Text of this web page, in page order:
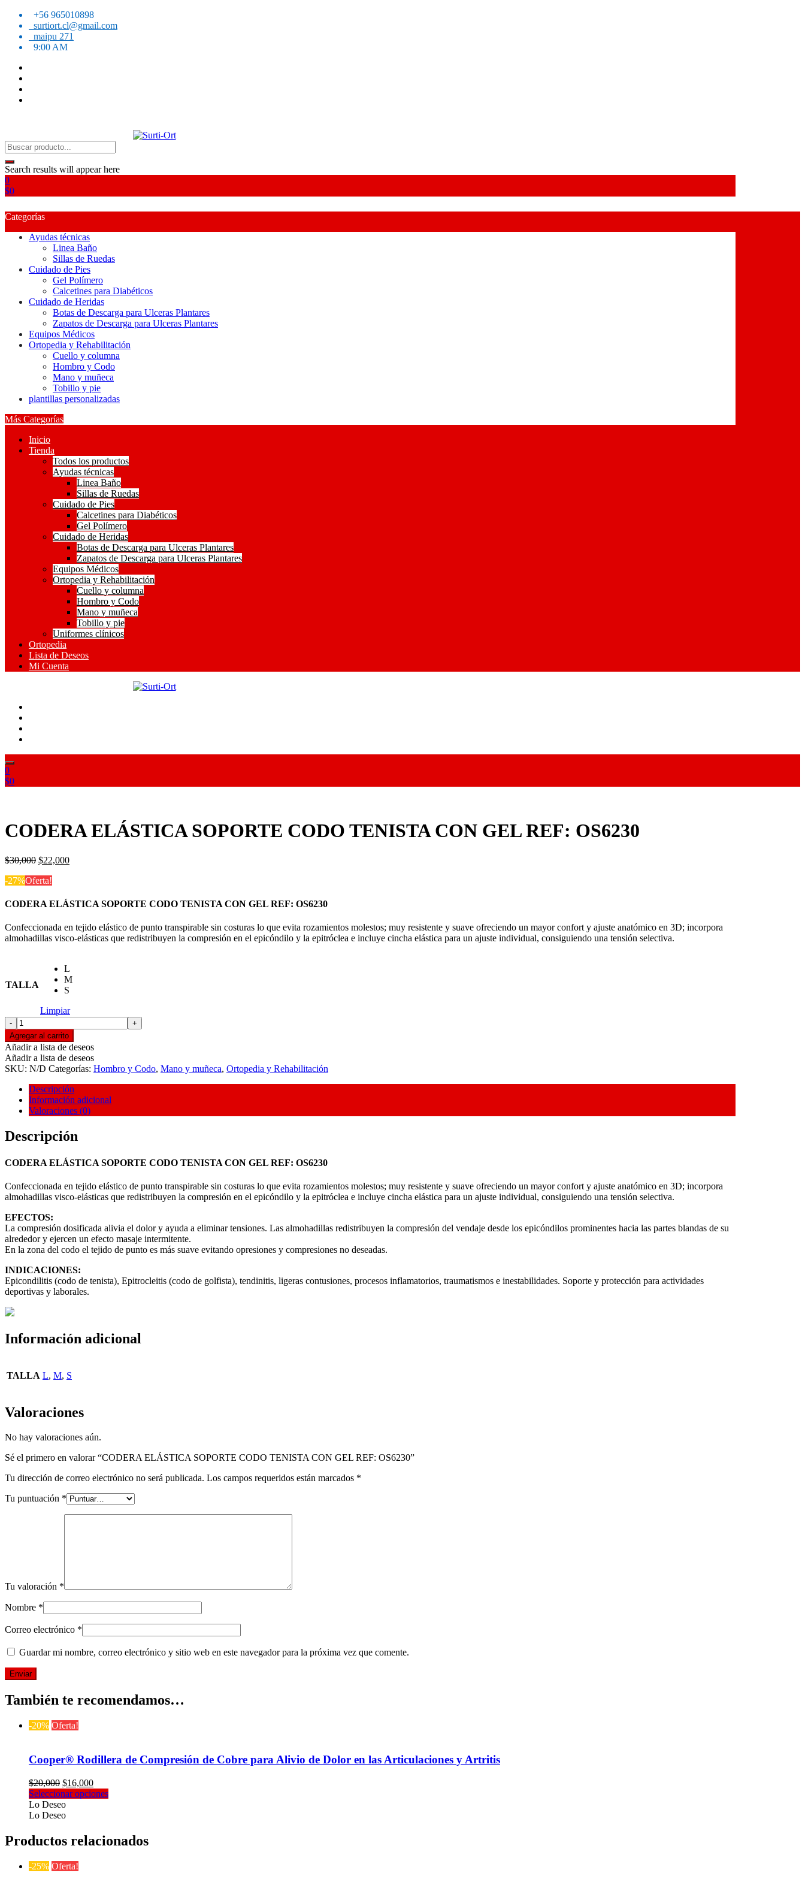
Skip
content
+56 965010898
surtiort.cl@gmail.com
maipu 271
9:00 AM
Search results will appear here
0
$0
Categorías
Ayudas técnicas
Linea Baño
Sillas de Ruedas
Cuidado de Pies
Gel Polímero
Calcetines para Diabéticos
Cuidado de Heridas
Botas de Descarga para Ulceras Plantares
Zapatos de Descarga para Ulceras Plantares
Equipos Médicos
Ortopedia y Rehabilitación
Cuello y columna
Hombro y Codo
Mano y muñeca
Tobillo y pie
plantillas personalizadas
Más Categorías
Inicio
Tienda
Todos los productos
Ayudas técnicas
Linea Baño
Sillas de Ruedas
Cuidado de Pies
Calcetines para Diabéticos
Gel Polímero
Cuidado de Heridas
Botas de Descarga para Ulceras Plantares
Zapatos de Descarga para Ulceras Plantares
Equipos Médicos
Ortopedia y Rehabilitación
Cuello y columna
Hombro y Codo
Mano y muñeca
Tobillo y pie
Uniformes clínicos
Ortopedia
Lista de Deseos
Mi Cuenta
0
$0
CODERA ELÁSTICA SOPORTE CODO TENISTA CON GEL REF: OS6230
$30,000 El
original
$30,000.
$22,000El
$22,000.
-27%Oferta!
CODERA ELÁSTICA SOPORTE CODO TENISTA CON GEL REF: OS6230
Confeccionada en tejido elástico de punto transpirable sin costuras lo que evita rozamientos molestos; muy resistente y suave ofreciendo un mayor confort y ajuste anatómico en 3D; incorpora
almohadillas visco-elásticas que redistribuyen la compresión en el epicóndilo y la epitróclea e incluye cincha elástica para un ajuste individual, consiguiendo una tensión selectiva.
TALLA
L
M
S
Limpiar
CODERA
ELÁSTICA
SOPORTE
CODO
TENISTA
CON
GEL
REF:
OS6230
quantity
Agregar al carrito
Añadir a lista de deseos
Añadir a lista de deseos
SKU: N/D Categorías: Hombro y Codo, Mano y muñeca, Ortopedia y Rehabilitación
Descripción
Información adicional
Valoraciones (0)
Descripción
CODERA ELÁSTICA SOPORTE CODO TENISTA CON GEL REF: OS6230
Confeccionada en tejido elástico de punto transpirable sin costuras lo que evita rozamientos molestos; muy resistente y suave ofreciendo un mayor confort y ajuste anatómico en 3D; incorpora
almohadillas visco-elásticas que redistribuyen la compresión en el epicóndilo y la epitróclea e incluye cincha elástica para un ajuste individual, consiguiendo una tensión selectiva.
EFECTOS:
La compresión dosificada alivia el dolor y ayuda a eliminar tensiones. Las almohadillas redistribuyen la compresión del vendaje desde los epicóndilos prominentes hacia las partes blandas de su
alrededor y ejercen un efecto masaje intermitente.
En la zona del codo el tejido de punto es más suave evitando opresiones y compresiones no deseadas.
INDICACIONES:
Epicondilitis (codo de tenista), Epitrocleitis (codo de golfista), tendinitis, ligeras contusiones, procesos inflamatorios, traumatismos e inestabilidades. Soporte y protección para actividades
deportivas y laborales.
Información adicional
TALLA L, M, S
Valoraciones
No hay valoraciones aún.
Sé el primero en valorar “CODERA ELÁSTICA SOPORTE CODO TENISTA CON GEL REF: OS6230”
Tu dirección de correo electrónico no será publicada. Los campos requeridos están marcados *
Tu puntuación *
Tu valoración *
Nombre *
Correo electrónico *
Guardar mi nombre, correo electrónico y sitio web en este navegador para la próxima vez que comente.
También te recomendamos…
-20% Oferta!
Cooper® Rodillera de Compresión de Cobre para Alivio de Dolor en las Articulaciones y Artritis
$20,000 El
precio
original
era:
$16,000El
precio
Seleccionar opcionesEste
variantes.
Las
Lo Deseo
Lo Deseo
Productos relacionados
-25% Oferta!